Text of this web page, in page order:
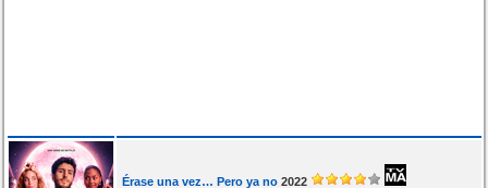
Érase una vez… Pero ya no 2022